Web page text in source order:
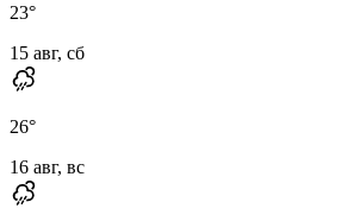
23°
15 авг, сб
26°
16 авг, вс